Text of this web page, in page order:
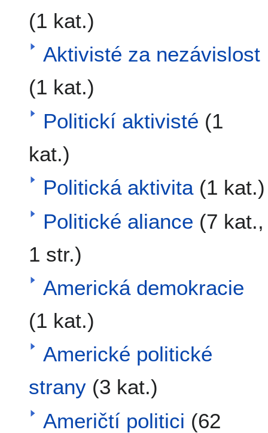
(1 kat.)
Aktivisté za nezávislost
(1 kat.)
Politickí aktivisté (1
kat.)
Politická aktivita (1 kat.)
Politické aliance (7 kat.,
1 str.)
Americká demokracie
(1 kat.)
Americké politické
strany (3 kat.)
Američtí politici (62